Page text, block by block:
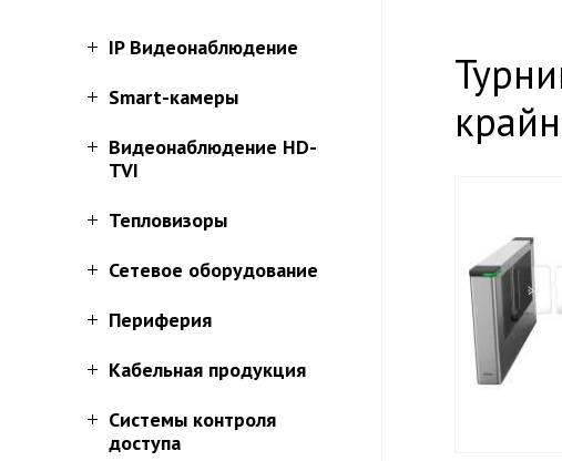
IP Видеонаблюдение
Smart-камеры
Видеонаблюдение HD-
TVI
Тепловизоры
Сетевое оборудование
Периферия
Кабельная продукция
Системы контроля
доступа